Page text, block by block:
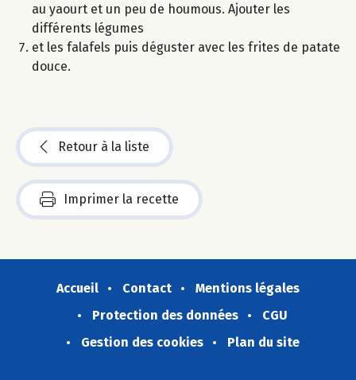
au yaourt et un peu de houmous. Ajouter les
différents légumes
et les falafels puis déguster avec les frites de patate
douce.
Retour à la liste
Imprimer la recette
Accueil Contact
Mentions légales
Protection des données
CGU
Gestion des cookies
Plan du site